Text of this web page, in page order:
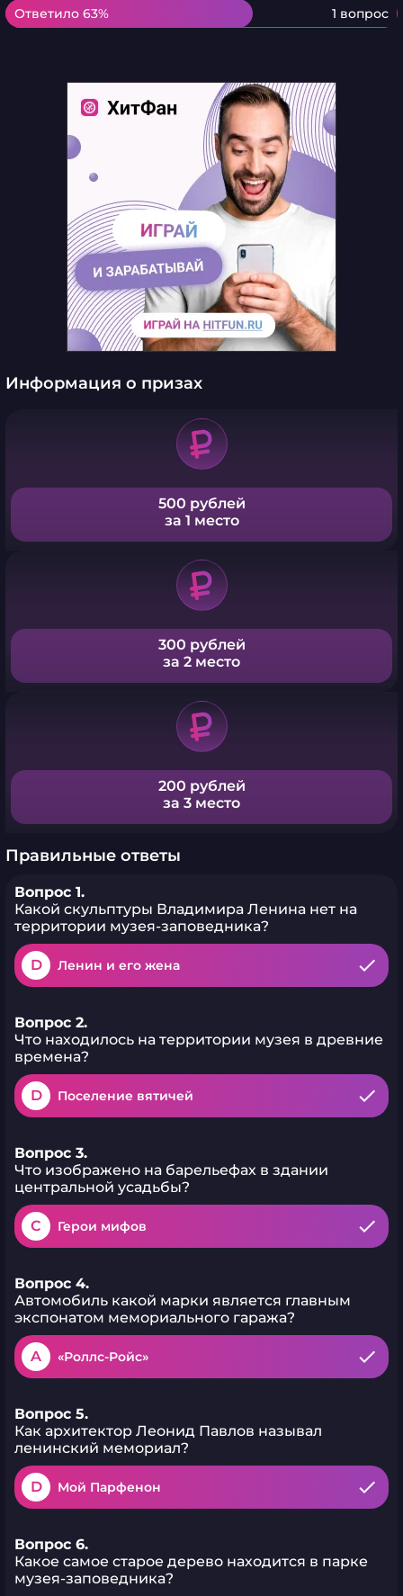
Ответило 63% 1 вопрос
Ответило 63%
Информация о призах
500 рублей
за 1 место
300 рублей
за 2 место
200 рублей
за 3 место
Правильные ответы
Вопрос 1.
Какой скульптуры Владимира Ленина нет на
территории музея-заповедника?
D Ленин и его жена
Вопрос 2.
Что находилось на территории музея в древние
времена?
D Поселение вятичей
Вопрос 3.
Что изображено на барельефах в здании
центральной усадьбы?
C Герои мифов
Вопрос 4.
Автомобиль какой марки является главным
экспонатом мемориального гаража?
A «Роллс-Ройс»
Вопрос 5.
Как архитектор Леонид Павлов называл
ленинский мемориал?
D Мой Парфенон
Вопрос 6.
Какое самое старое дерево находится в парке
музея-заповедника?